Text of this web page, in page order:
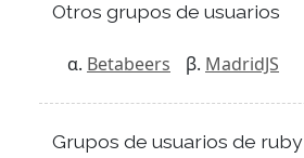
Otros grupos de usuarios
Betabeers MadridJS
Grupos de usuarios de ruby